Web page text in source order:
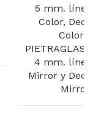
5 mm. línea
Color, Deco
Color y
PIETRAGLASS
4 mm. línea
Mirror y Deco
Mirror.